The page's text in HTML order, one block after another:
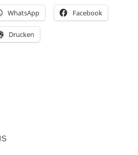
WhatsApp Facebook
Drucken